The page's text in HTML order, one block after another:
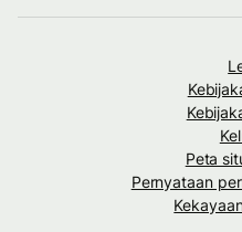
Peta
Pernyataan